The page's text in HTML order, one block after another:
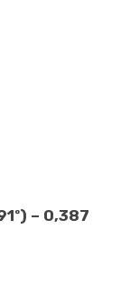
– 0,387